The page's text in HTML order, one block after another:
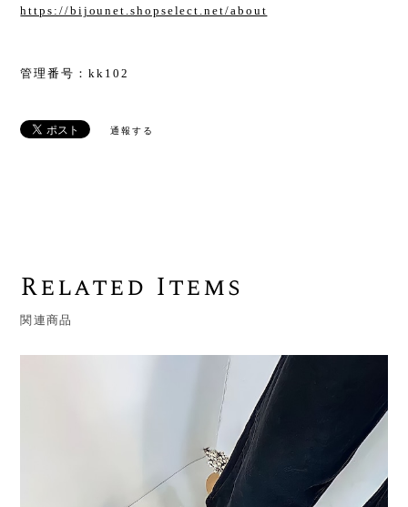
https://bijounet.shopselect.net/about
管理番号：kk102
通報する
Related Items
関連商品